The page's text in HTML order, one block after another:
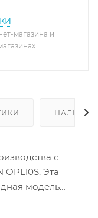
магазина и
с
Эта
модель